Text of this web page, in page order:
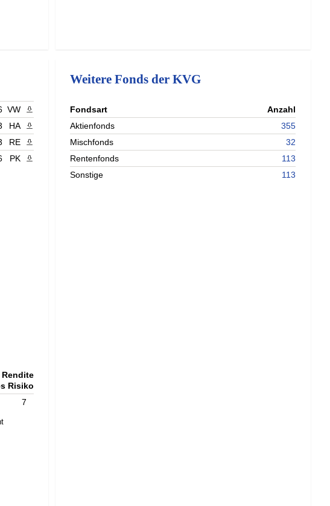
VW
PDF herunterladen
HA
PDF herunterladen
RE
PDF herunterladen
PK PDF herunterladen
Risiko
7
Weitere Fonds der KVG
Fondsart
Anzahl
Aktienfonds
355
Mischfonds
32
Rentenfonds
113
Sonstige
113